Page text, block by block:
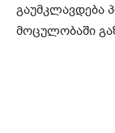
გაუმკლავდება
მოცულობაში